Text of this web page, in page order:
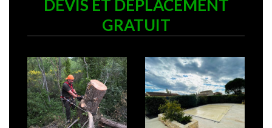
DEVIS ET DÉPLACEMENT
GRATUIT